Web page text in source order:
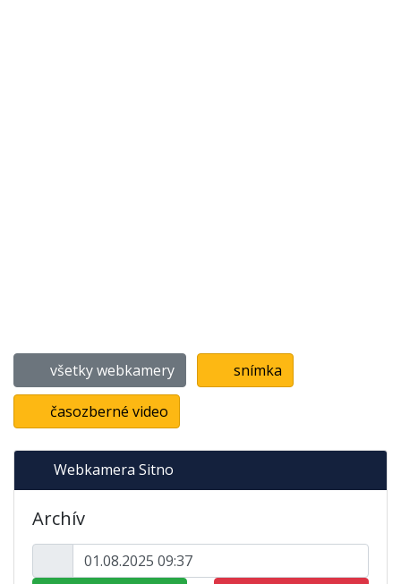
všetky webkamery snímka
časozberné video
Webkamera Sitno
Archív